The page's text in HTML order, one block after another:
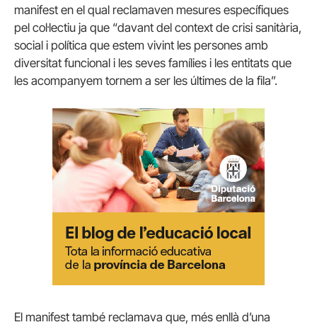
manifest en el qual reclamaven mesures específiques
pel col·lectiu ja que “davant del context de crisi sanitària,
social i política que estem vivint les persones amb
diversitat funcional i les seves famílies i les entitats que
les acompanyem tornem a ser les últimes de la fila”.
El manifest també reclamava que, més enllà d’una